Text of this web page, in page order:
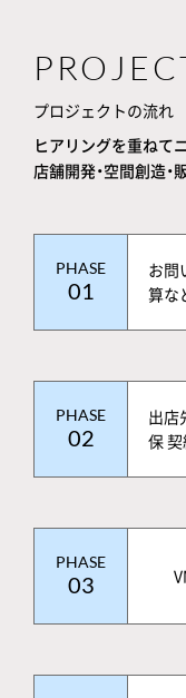
プロジェクトの流れ
ヒアリングを重ねて
店舗開発・空間創造
PHASE
01
お問
算な
PHASE
02
出店
保
PHASE
03